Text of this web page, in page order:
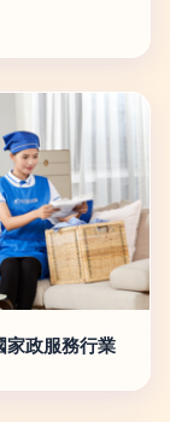
家政服務行業